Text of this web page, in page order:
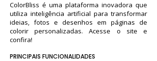
ColorBliss é uma plataforma inovadora que
utiliza inteligência artificial para transformar
ideias, fotos e desenhos em páginas de
colorir personalizadas. Acesse o site e
confira!
PRINCIPAIS FUNCIONALIDADES